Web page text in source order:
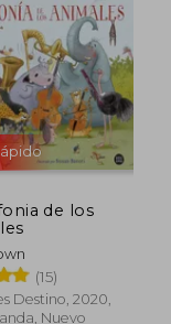
de los
(15)
Destino, 2020,
Nuevo